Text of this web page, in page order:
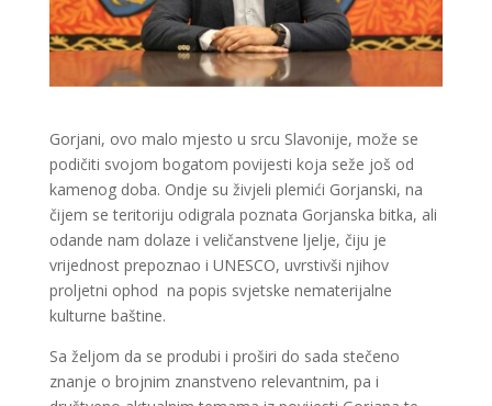
Gorjani, ovo malo mjesto u srcu Slavonije, može se
podičiti svojom bogatom povijesti koja seže još od
kamenog doba. Ondje su živjeli plemići Gorjanski, na
čijem se teritoriju odigrala poznata Gorjanska bitka, ali
odande nam dolaze i veličanstvene ljelje, čiju je
vrijednost prepoznao i UNESCO, uvrstivši njihov
proljetni ophod na popis svjetske nematerijalne
kulturne baštine.
Sa željom da se produbi i proširi do sada stečeno
znanje o brojnim znanstveno relevantnim, pa i